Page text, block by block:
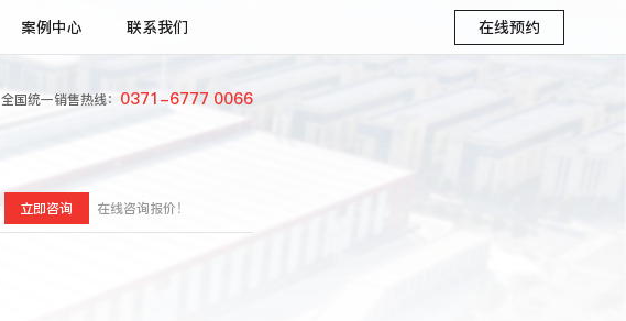
案例中心 联系我们 在线预约
全国统一销售热线： 0371-6777 0066
立即咨询 在线咨询报价！